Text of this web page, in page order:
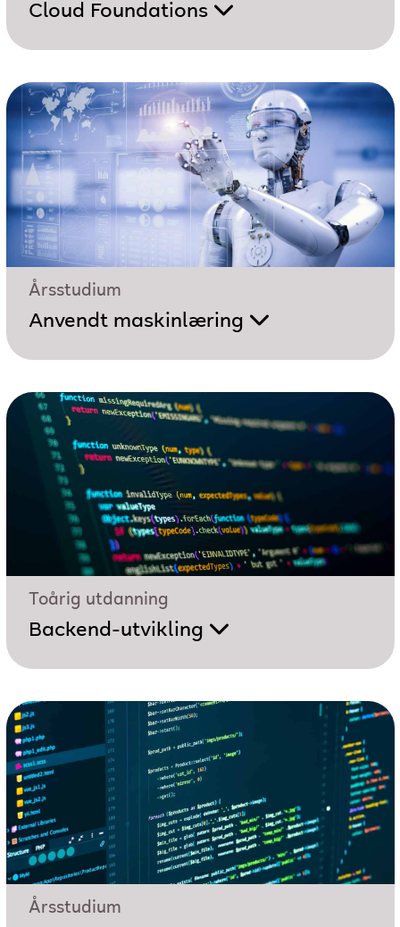
Cloud Foundations
Årsstudium
Anvendt maskinlæring
Toårig utdanning
Backend-utvikling
Årsstudium